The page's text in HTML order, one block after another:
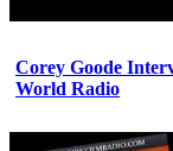
Corey Goode
World Radio